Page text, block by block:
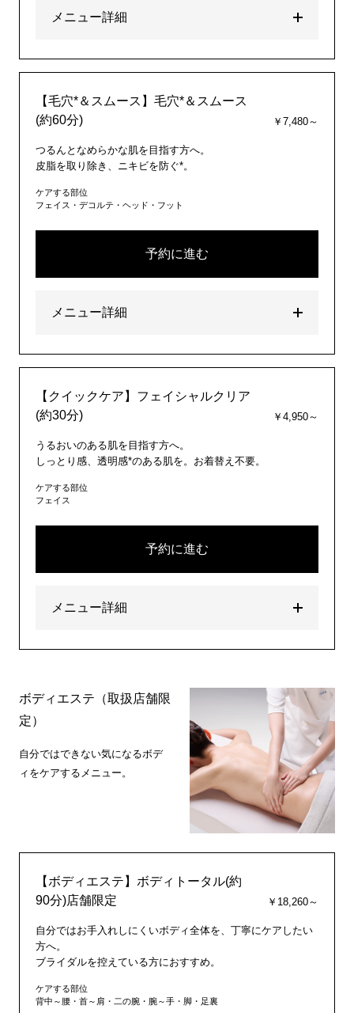
メニュー詳細
【毛穴*＆スムース】毛穴*＆スムース
(約60分)
￥7,480～
つるんとなめらかな肌を目指す方へ。
皮脂を取り除き、ニキビを防ぐ*。
ケアする部位
フェイス・デコルテ・ヘッド・フット
予約に進む
メニュー詳細
【クイックケア】フェイシャルクリア
(約30分)
￥4,950～
うるおいのある肌を目指す方へ。
しっとり感、透明感*のある肌を。お着替え不要。
ケアする部位
フェイス
予約に進む
メニュー詳細
ボディエステ（取扱店舗限
定）
自分ではできない気になるボデ
ィをケアするメニュー。
【ボディエステ】ボディトータル(約
90分)店舗限定
￥18,260～
自分ではお手入れしにくいボディ全体を、丁寧にケアしたい
方へ。
ブライダルを控えている方におすすめ。
ケアする部位
背中～腰・首～肩・二の腕・腕～手・脚・足裏